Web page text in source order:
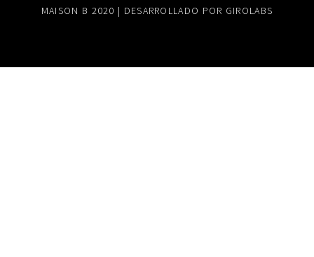
MAISON B 2020 | DESARROLLADO POR GIROLABS